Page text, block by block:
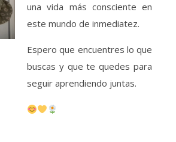
una vida más consciente en
este mundo de inmediatez.
Espero que encuentres lo que
buscas y que te quedes para
seguir aprendiendo juntas.